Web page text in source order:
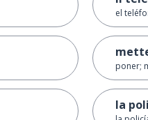
el
poner;
la